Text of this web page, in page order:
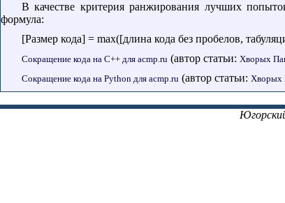
В качестве критерия ранжирования лучших
формула:
[Размер кода] = max([длина кода без пробелов,
Сокращение кода на C++ для acmp.ru (автор статьи: Хворых
Сокращение кода на Python для acmp.ru (автор статьи: Хворых